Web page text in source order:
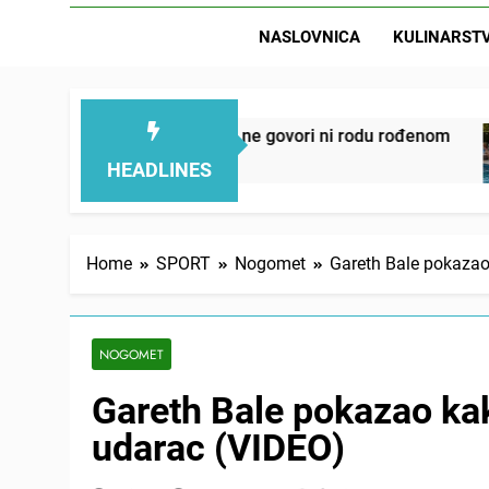
NASLOVNICA
HEADLINES
– ove 4 stvari ne govori ni rodu rođenom
Home SPORT Nogomet Gareth Bale
NOGOMET
Gareth Bale pokazao
udarac (VIDEO)